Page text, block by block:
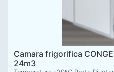
Camara frigorifica
24m3